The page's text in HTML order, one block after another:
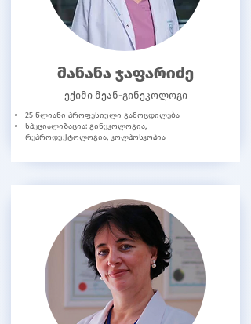
მანანა ჯაფარიძე
ექიმი მეან-გინეკოლოგი
25 წლიანი პროფესიული გამოცდილება
სპეციალიზაცია: გინეკოლოგია,
რეპროდუქტოლოგია, კოლპოსკოპია